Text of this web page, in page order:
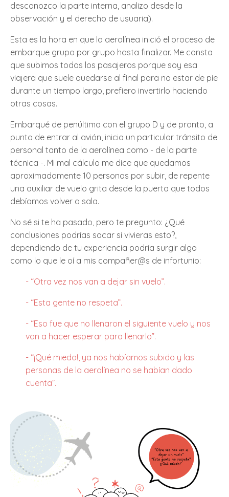
desconozco la parte interna, analizo desde la
observación y el derecho de usuaria).
Esta es la hora en que la aerolínea inició el proceso de
embarque grupo por grupo hasta finalizar. Me consta
que subimos todos los pasajeros porque soy esa
viajera que suele quedarse al final para no estar de pie
durante un tiempo largo, prefiero invertirlo haciendo
otras cosas.
Embarqué de penúltima con el grupo D y de pronto, a
punto de entrar al avión, inicia un particular tránsito de
personal tanto de la aerolínea como - de la parte
técnica -. Mi mal cálculo me dice que quedamos
aproximadamente 10 personas por subir, de repente
una auxiliar de vuelo grita desde la puerta que todos
debíamos volver a sala.
No sé si te ha pasado, pero te pregunto: ¿Qué
conclusiones podrías sacar si vivieras esto?,
dependiendo de tu experiencia podría surgir algo
como lo que le oí a mis compañer@s de infortunio:
- “Otra vez nos van a dejar sin vuelo”.
- “Esta gente no respeta”.
- “Eso fue que no llenaron el siguiente vuelo y nos
van a hacer esperar para llenarlo”.
- “¡Qué miedo!, ya nos habíamos subido y las
personas de la aerolínea no se habían dado
cuenta”.